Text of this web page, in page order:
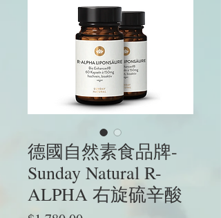
德國自然素食品牌-
Sunday Natural R-
ALPHA 右旋硫辛酸